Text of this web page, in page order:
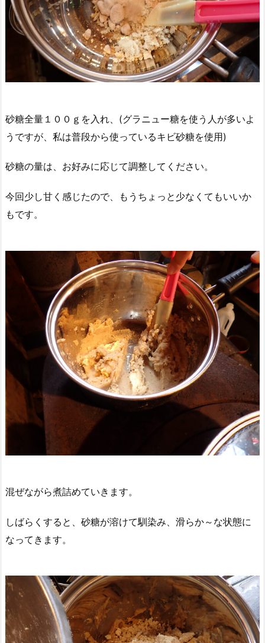
砂糖全量１００ｇを入れ、(グラニュー糖を使う人が多いよ
うですが、私は普段から使っているキビ砂糖を使用)
砂糖の量は、お好みに応じて調整してください。
今回少し甘く感じたので、もうちょっと少なくてもいいか
もです。
混ぜながら煮詰めていきます。
しばらくすると、砂糖が溶けて馴染み、滑らか～な状態に
なってきます。